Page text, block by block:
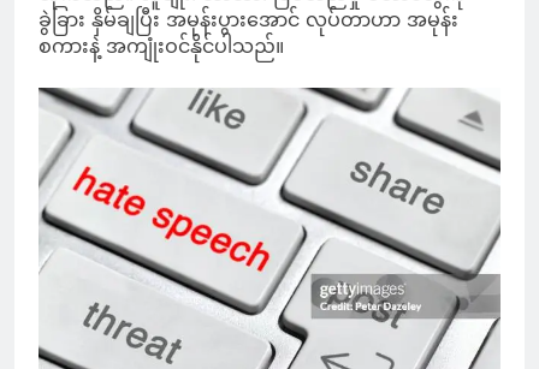
ခွဲခြား နှိမ်ချပြီး အမုန်းပွားအောင် လုပ်တာဟာ အမုန်း
စကားနဲ့ အကျုံးဝင်နိုင်ပါသည်။